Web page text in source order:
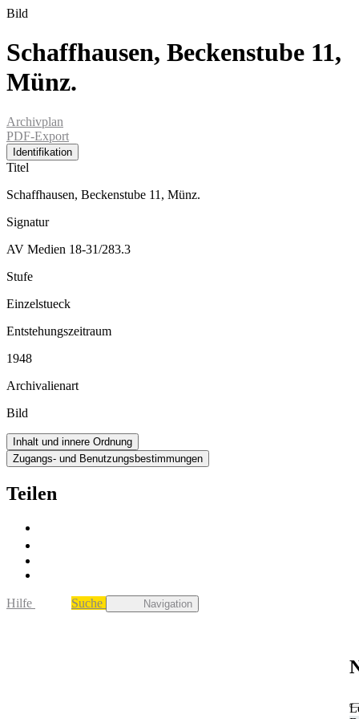
Bild
Schaffhausen, Beckenstube 11,
Münz.
Archivplan
PDF-Export
Identifikation
Titel
Schaffhausen, Beckenstube 11, Münz.
Signatur
AV Medien 18-31/283.3
Stufe
Einzelstueck
Entstehungszeitraum
1948
Archivalienart
Bild
Inhalt und innere Ordnung
Zugangs- und Benutzungsbestimmungen
Teilen
Hilfe Suche Navigation